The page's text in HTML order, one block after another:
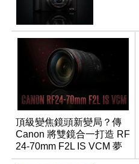
頂級變焦鏡頭新變局？傳
Canon 將雙鏡合一打造 RF
24-70mm F2L IS VCM 夢
幻規格